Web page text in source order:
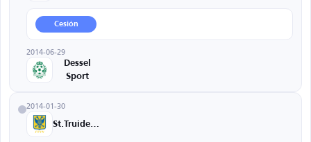
Cesión
2014-06-29
Dessel
Sport
2014-01-30